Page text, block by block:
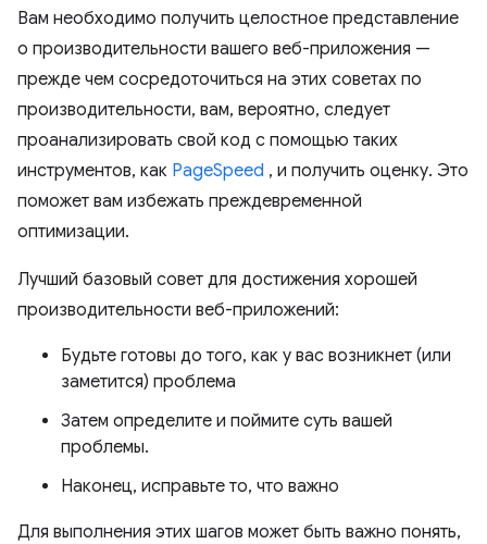
Вам необходимо получить целостное представление
о производительности вашего веб-приложения —
прежде чем сосредоточиться на этих советах по
производительности, вам, вероятно, следует
проанализировать свой код с помощью таких
инструментов, как PageSpeed , и получить оценку. Это
поможет вам избежать преждевременной
оптимизации.
Лучший базовый совет для достижения хорошей
производительности веб-приложений:
Будьте готовы до того, как у вас возникнет (или
заметится) проблема
Затем определите и поймите суть вашей
проблемы.
Наконец, исправьте то, что важно
Для выполнения этих шагов может быть важно понять,